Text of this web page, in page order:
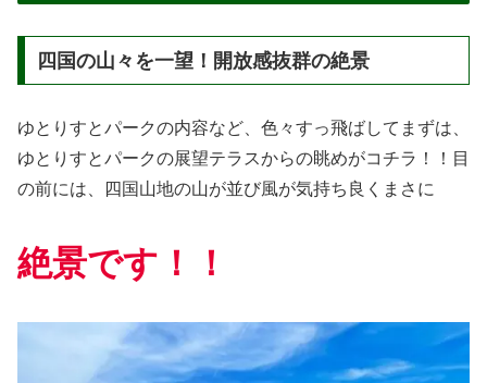
四国の山々を一望！開放感抜群の絶景
ゆとりすとパークの内容など、色々すっ飛ばしてまずは、
ゆとりすとパークの展望テラスからの眺めがコチラ！！目
の前には、四国山地の山が並び風が気持ち良くまさに
絶景です！！